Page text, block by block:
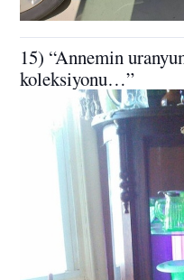
15) “Annemin
koleksiyonu…”